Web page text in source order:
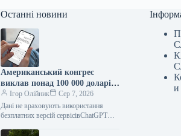
Останні новини
Американський конгрес
виклав понад 100 000 доларів
на ChatGPT.
Ігор Олійник
Сер 7, 2026
Дані не враховують використання
безплатних версій сервісівChatGPT
и